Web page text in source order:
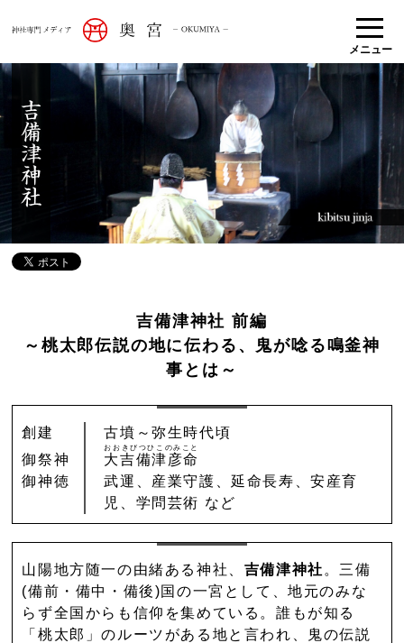
メニュー
吉備津神社 前編
～桃太郎伝説の地に伝わる、鬼が唸る鳴釜神
事とは～
創建
古墳～弥生時代頃
御祭神
大吉備津彦命
おおきびつひこのみこと
御神徳
武運、産業守護、延命長寿、安産育
児、学問芸術 など
山陽地方随一の由緒ある神社、 吉備津神社 。三備
(備前・備中・備後)国の一宮として、地元のみな
らず全国からも信仰を集めている。誰もが知る
「桃太郎」のルーツがある地と言われ、鬼の伝説